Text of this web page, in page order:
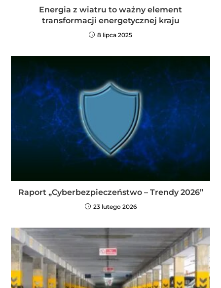
Energia z wiatru to ważny element
transformacji energetycznej kraju
8 lipca 2025
Raport „Cyberbezpieczeństwo – Trendy 2026”
23 lutego 2026